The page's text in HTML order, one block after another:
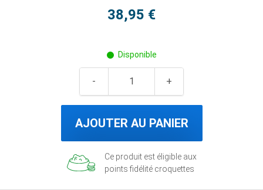
38,95 €
Disponible
AJOUTER AU PANIER
Ce produit est éligible aux
points fidélité croquettes